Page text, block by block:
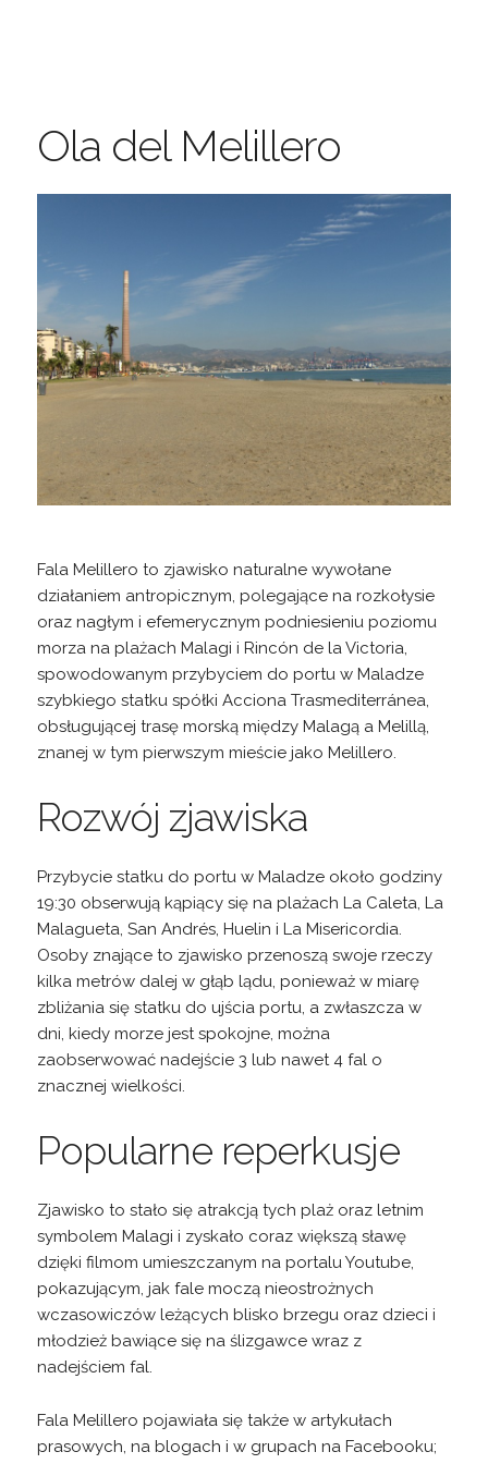
Ola del Melillero
Fala Melillero to zjawisko naturalne wywołane
działaniem antropicznym, polegające na rozkołysie
oraz nagłym i efemerycznym podniesieniu poziomu
morza na plażach Malagi i Rincón de la Victoria,
spowodowanym przybyciem do portu w Maladze
szybkiego statku spółki Acciona Trasmediterránea,
obsługującej trasę morską między Malagą a Melillą,
znanej w tym pierwszym mieście jako Melillero.
Rozwój zjawiska
Przybycie statku do portu w Maladze około godziny
19:30 obserwują kąpiący się na plażach La Caleta, La
Malagueta, San Andrés, Huelin i La Misericordia.
Osoby znające to zjawisko przenoszą swoje rzeczy
kilka metrów dalej w głąb lądu, ponieważ w miarę
zbliżania się statku do ujścia portu, a zwłaszcza w
dni, kiedy morze jest spokojne, można
zaobserwować nadejście 3 lub nawet 4 fal o
znacznej wielkości.
Popularne reperkusje
Zjawisko to stało się atrakcją tych plaż oraz letnim
symbolem Malagi i zyskało coraz większą sławę
dzięki filmom umieszczanym na portalu Youtube,
pokazującym, jak fale moczą nieostrożnych
wczasowiczów leżących blisko brzegu oraz dzieci i
młodzież bawiące się na ślizgawce wraz z
nadejściem fal.
Fala Melillero pojawiała się także w artykułach
prasowych, na blogach i w grupach na Facebooku;